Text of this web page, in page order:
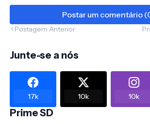
Postar um comentário
Postagem Anterior
Junte-se a nós
17k 10k 10k
Prime SD